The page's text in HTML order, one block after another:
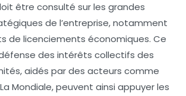
être consulté sur les grandes
de l’entreprise, notamment
de licenciements économiques. Ce
des intérêts collectifs des
aidés par des acteurs comme
La Mondiale, peuvent ainsi appuyer les